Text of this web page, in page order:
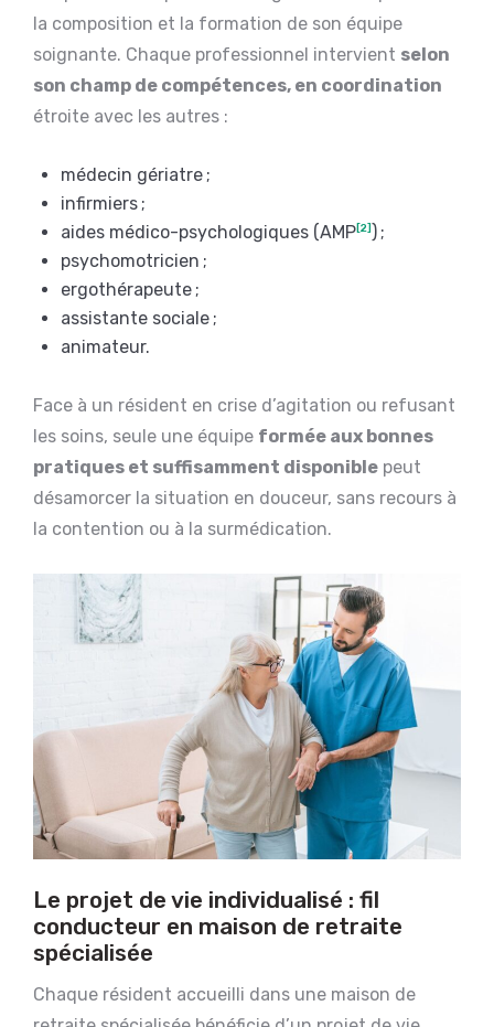
la composition et la formation de son équipe
soignante. Chaque professionnel intervient selon
son champ de compétences, en coordination
étroite avec les autres :
médecin gériatre ;
infirmiers ;
aides médico-psychologiques (AMP[2] ) ;
psychomotricien ;
ergothérapeute ;
assistante sociale ;
animateur.
Face à un résident en crise d’agitation ou refusant
les soins, seule une équipe formée aux bonnes
pratiques et suffisamment disponible peut
désamorcer la situation en douceur, sans recours à
la contention ou à la surmédication.
Le projet de vie individualisé : fil
conducteur en maison de retraite
spécialisée
Chaque résident accueilli dans une maison de